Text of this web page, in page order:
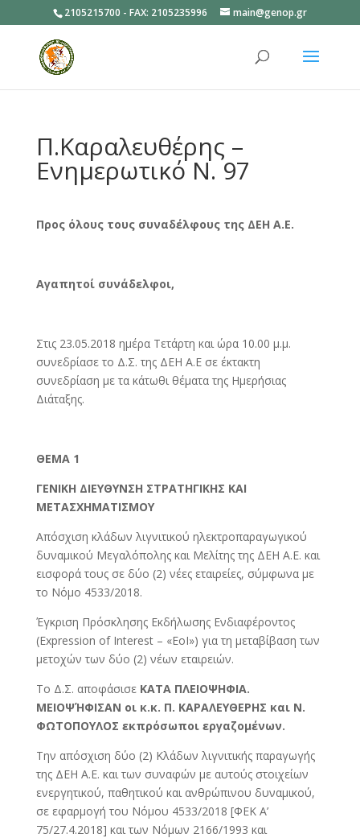
2105215700 - FAX: 2105235996 main@genop.gr
Π.Καραλευθέρης –
Ενημερωτικό Ν. 97
Προς όλους τους συναδέλφους της ΔΕΗ Α.Ε.
Αγαπητοί συνάδελφοι,
Στις 23.05.2018 ημέρα Tετάρτη και ώρα 10.00 μ.μ.
συνεδρίασε το Δ.Σ. της ΔΕΗ Α.Ε σε έκτακτη
συνεδρίαση με τα κάτωθι θέματα της Ημερήσιας
Διάταξης.
ΘΕΜΑ 1
ΓΕΝΙΚΗ ΔΙΕΥΘΥΝΣΗ ΣΤΡΑΤΗΓΙΚΗΣ ΚΑΙ
ΜΕΤΑΣΧΗΜΑΤΙΣΜΟΥ
Απόσχιση κλάδων λιγνιτικού ηλεκτροπαραγωγικού
δυναμικού Μεγαλόπολης και Μελίτης της ΔΕΗ Α.Ε. και
εισφορά τους σε δύο (2) νέες εταιρείες, σύμφωνα με
το Νόμο 4533/2018.
Έγκριση Πρόσκλησης Εκδήλωσης Ενδιαφέροντος
(Expression of Interest – «EoI») για τη μεταβίβαση των
μετοχών των δύο (2) νέων εταιρειών.
Το Δ.Σ. αποφάσισε ΚΑΤΑ ΠΛΕΙΟΨΗΦΙΑ.
ΜΕΙΟΨΉΦΙΣΑΝ οι κ.κ. Π. ΚΑΡΑΛΕΥΘΕΡΗΣ και Ν.
ΦΩΤΟΠΟΥΛΟΣ εκπρόσωποι εργαζομένων.
Την απόσχιση δύο (2) Κλάδων λιγνιτικής παραγωγής
της ΔΕΗ Α.Ε. και των συναφών με αυτούς στοιχείων
ενεργητικού, παθητικού και ανθρώπινου δυναμικού,
σε εφαρμογή του Νόμου 4533/2018 [ΦΕΚ Α’
75/27.4.2018] και των Νόμων 2166/1993 και